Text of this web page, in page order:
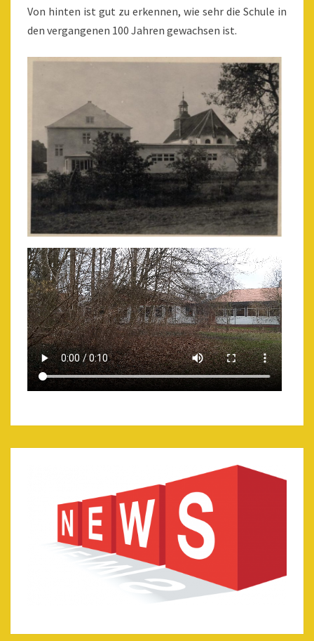
Von hinten ist gut zu erkennen, wie sehr die Schule in
den vergangenen 100 Jahren gewachsen ist.